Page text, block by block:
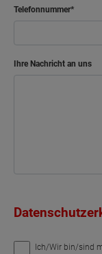
Telefonnummer
Ihre Nachricht an uns
Ich/Wir bin/sind